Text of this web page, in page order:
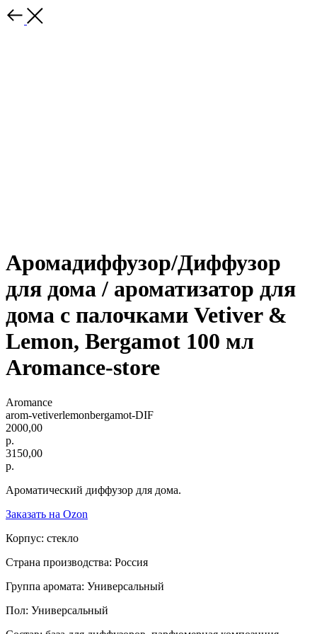
Аромадиффузор/Диффузор
для дома / ароматизатор для
дома с палочками Vetiver &
Lemon, Bergamot 100 мл
Aromance-store
Aromance
arom-vetiverlemonbergamot-DIF
2000,00
р.
3150,00
р.
Ароматический диффузор для дома.
Заказать на Ozon
Корпус: стекло
Страна производства: Россия
Группа аромата: Универсальный
Пол: Универсальный